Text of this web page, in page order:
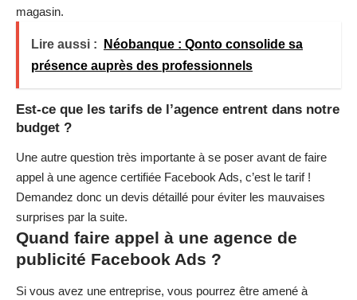
magasin.
Lire aussi :
Néobanque : Qonto consolide sa
présence auprès des professionnels
Est-ce que les tarifs de l’agence entrent dans notre
budget ?
Une autre question très importante à se poser avant de faire
appel à une agence certifiée Facebook Ads, c’est le tarif !
Demandez donc un devis détaillé pour éviter les mauvaises
surprises par la suite.
Quand faire appel à une agence de
publicité Facebook Ads ?
Si vous avez une entreprise, vous pourrez être amené à